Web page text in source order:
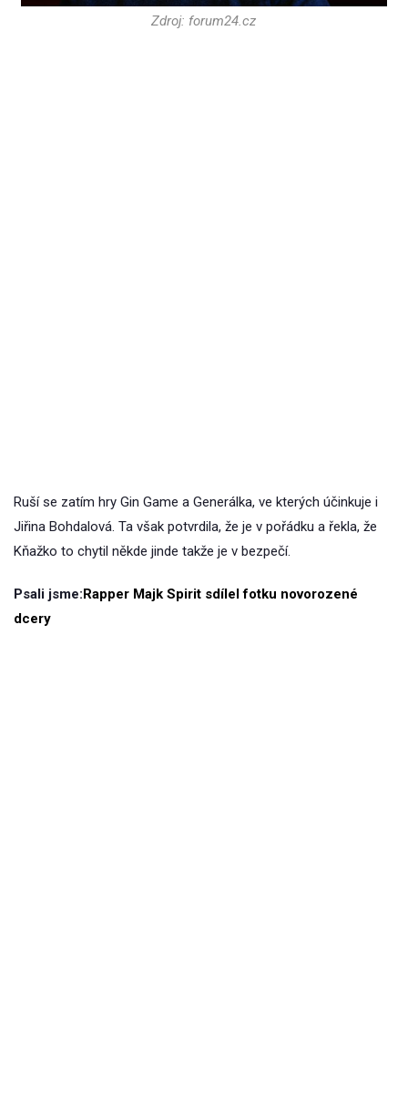
Zdroj: forum24.cz
Ruší se zatím hry Gin Game a Generálka, ve kterých účinkuje i
Jiřina Bohdalová. Ta však potvrdila, že je v pořádku a řekla, že
Kňažko to chytil někde jinde takže je v bezpečí.
Psali jsme:Rapper Majk Spirit sdílel fotku novorozené
dcery